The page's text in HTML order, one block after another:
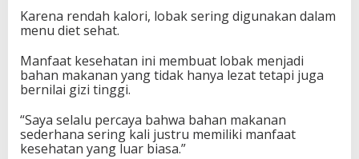
Karena rendah kalori, lobak sering digunakan dalam
menu diet sehat.
Manfaat kesehatan ini membuat lobak menjadi
bahan makanan yang tidak hanya lezat tetapi juga
bernilai gizi tinggi.
“Saya selalu percaya bahwa bahan makanan
sederhana sering kali justru memiliki manfaat
kesehatan yang luar biasa.”